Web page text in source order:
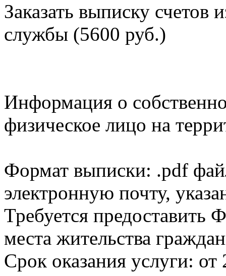
Заказать выписку счетов
службы (5600 руб.)
Информация о
физическое лицо на
Формат выписки: .pdf
электронную почту,
Требуется
места жительства
Срок оказания услуги: от